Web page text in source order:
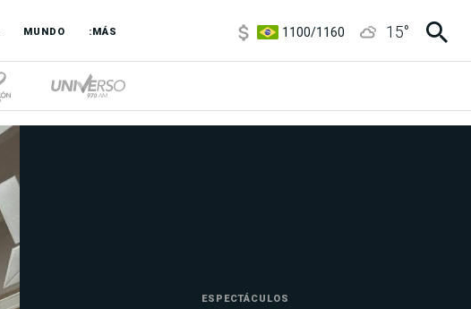
MUNDO :MÁS
3,8/4
15°
ESPECTÁCULOS